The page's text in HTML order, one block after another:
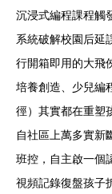
沉浸式編程課程觸
系統破解校園后
行開箱即用的大飛
培養創造、少兒編
徑）其實都在重塑
自社區上萬多實新
班控，自主啟一個
視頻記錄復盤孩子